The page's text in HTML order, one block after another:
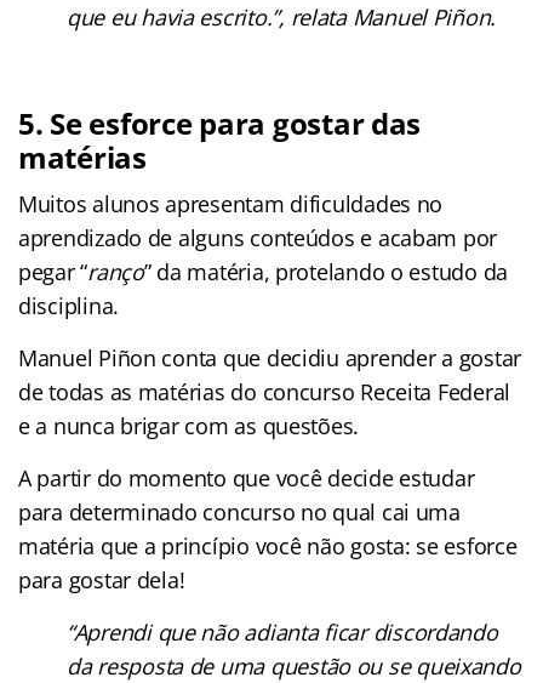
que eu havia escrito.”, relata Manuel Piñon.
5. Se esforce para gostar das
matérias
Muitos alunos apresentam dificuldades no
aprendizado de alguns conteúdos e acabam por
pegar “ranço” da matéria, protelando o estudo da
disciplina.
Manuel Piñon conta que decidiu aprender a gostar
de todas as matérias do concurso Receita Federal
e a nunca brigar com as questões.
A partir do momento que você decide estudar
para determinado concurso no qual cai uma
matéria que a princípio você não gosta: se esforce
para gostar dela!
“Aprendi que não adianta ficar discordando
da resposta de uma questão ou se queixando